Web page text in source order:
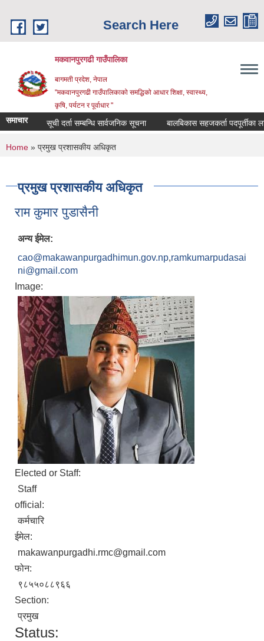
Search Here
मकवानपुरगढी गाउँपालिका
बागमती प्रदेश, नेपाल
"मकवानपुरगढी गाउँपालिकाको समद्धिको आधार शिक्षा, स्‍वास्‍थ्‍य,
कृषि, पर्यटन र पूर्वाधार "
समाचारसूची दर्ता सम्बन्धि सार्वजनिक सूचना बालबिकास सहजकर्ता पदपूर्तीका लागि
You are here
Home » प्रमुख प्रशासकीय अधिकृत
प्रमुख प्रशासकीय अधिकृत
राम कुमार पुडासैनी
अन्य ईमेल:
cao@makawanpurgadhimun.gov.np,ramkumarpudasai
ni@gmail.com
Image:
Elected or Staff:
Staff
official:
कर्मचारि
ईमेल:
makawanpurgadhi.rmc@gmail.com
फोन:
९८५५०८८९६६
Section:
प्रमुख
Status: